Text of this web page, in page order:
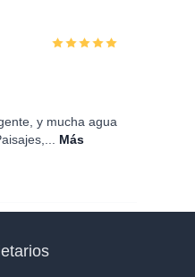
y mucha agua
Más